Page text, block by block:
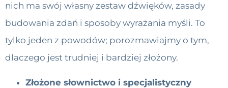
nich ma swój własny zestaw dźwięków, zasady
budowania zdań i sposoby wyrażania myśli. To
tylko jeden z powodów; porozmawiajmy o tym,
dlaczego jest trudniej i bardziej złożony.
Złożone słownictwo i specjalistyczny